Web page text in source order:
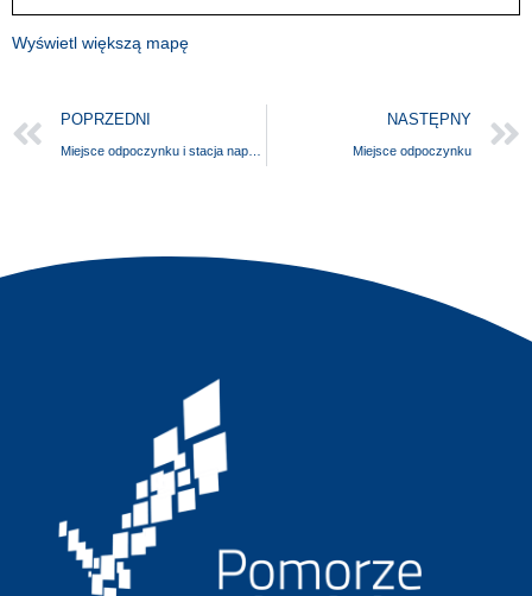
Wyświetl większą mapę
POPRZEDNI NASTĘPNY
Miejsce odpoczynku